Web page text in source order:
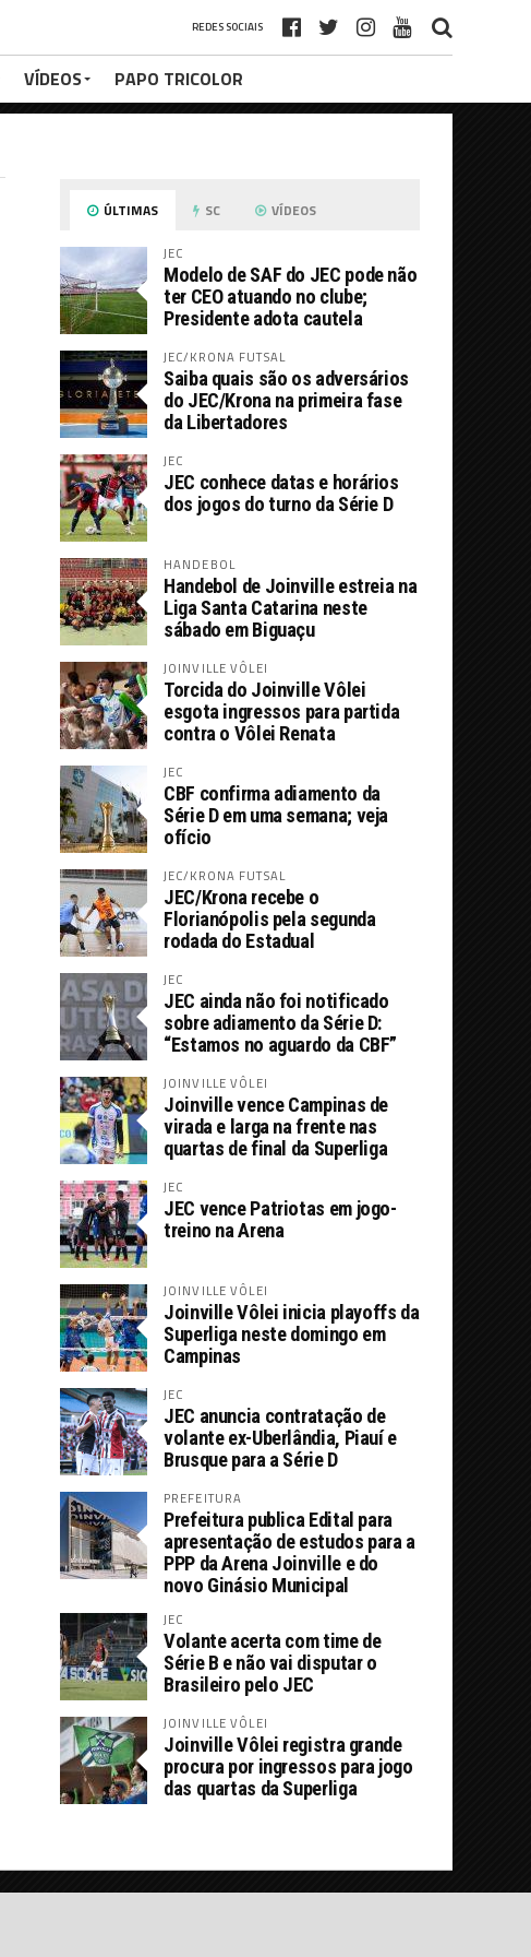
REDES SOCIAIS
VÍDEOS PAPO TRICOLOR
ÚLTIMAS SC VÍDEOS
JEC
Modelo de SAF do JEC pode não
ter CEO atuando no clube;
Presidente adota cautela
JEC/KRONA FUTSAL
Saiba quais são os adversários
do JEC/Krona na primeira fase
da Libertadores
JEC
JEC conhece datas e horários
dos jogos do turno da Série D
HANDEBOL
Handebol de Joinville estreia na
Liga Santa Catarina neste
sábado em Biguaçu
JOINVILLE VÔLEI
Torcida do Joinville Vôlei
esgota ingressos para partida
contra o Vôlei Renata
JEC
CBF confirma adiamento da
Série D em uma semana; veja
ofício
JEC/KRONA FUTSAL
JEC/Krona recebe o
Florianópolis pela segunda
rodada do Estadual
JEC
JEC ainda não foi notificado
sobre adiamento da Série D:
“Estamos no aguardo da CBF”
JOINVILLE VÔLEI
Joinville vence Campinas de
virada e larga na frente nas
quartas de final da Superliga
JEC
JEC vence Patriotas em jogo-
treino na Arena
JOINVILLE VÔLEI
Joinville Vôlei inicia playoffs da
Superliga neste domingo em
Campinas
JEC
JEC anuncia contratação de
volante ex-Uberlândia, Piauí e
Brusque para a Série D
PREFEITURA
Prefeitura publica Edital para
apresentação de estudos para a
PPP da Arena Joinville e do
novo Ginásio Municipal
JEC
Volante acerta com time de
Série B e não vai disputar o
Brasileiro pelo JEC
JOINVILLE VÔLEI
Joinville Vôlei registra grande
procura por ingressos para jogo
das quartas da Superliga